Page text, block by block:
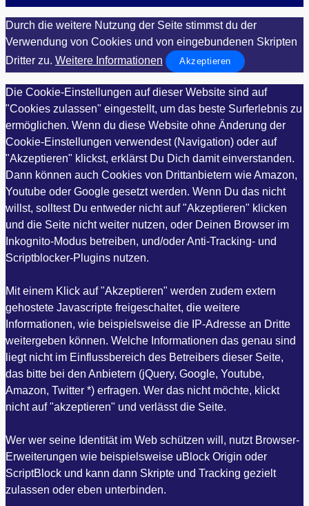
Durch die weitere Nutzung der Seite stimmst du der
Verwendung von Cookies und von eingebundenen Skripten
Dritter zu. Weitere Informationen Akzeptieren
Die Cookie-Einstellungen auf dieser Website sind auf
"Cookies zulassen" eingestellt, um das beste Surferlebnis zu
ermöglichen. Wenn du diese Website ohne Änderung der
Cookie-Einstellungen verwendest (Navigation) oder auf
"Akzeptieren" klickst, erklärst Du Dich damit einverstanden.
Dann können auch Cookies von Drittanbietern wie Amazon,
Youtube oder Google gesetzt werden. Wenn Du das nicht
willst, solltest Du entweder nicht auf "Akzeptieren" klicken
und die Seite nicht weiter nutzen, oder Deinen Browser im
Inkognito-Modus betreiben, und/oder Anti-Tracking- und
Scriptblocker-Plugins nutzen.
Mit einem Klick auf "Akzeptieren" werden zudem extern
gehostete Javascripte freigeschaltet, die weitere
Informationen, wie beispielsweise die IP-Adresse an Dritte
weitergeben können. Welche Informationen das genau sind
liegt nicht im Einflussbereich des Betreibers dieser Seite,
das bitte bei den Anbietern (jQuery, Google, Youtube,
Amazon, Twitter *) erfragen. Wer das nicht möchte, klickt
nicht auf "akzeptieren" und verlässt die Seite.
Wer wer seine Identität im Web schützen will, nutzt Browser-
Erweiterungen wie beispielsweise uBlock Origin oder
ScriptBlock und kann dann Skripte und Tracking gezielt
zulassen oder eben unterbinden.